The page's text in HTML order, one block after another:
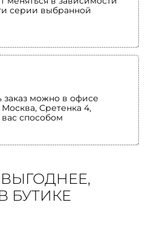
серии выбранной
заказ можно в офисе
Сретенка 4,
способом
ВЫГОДНЕЕ,
БУТИКЕ